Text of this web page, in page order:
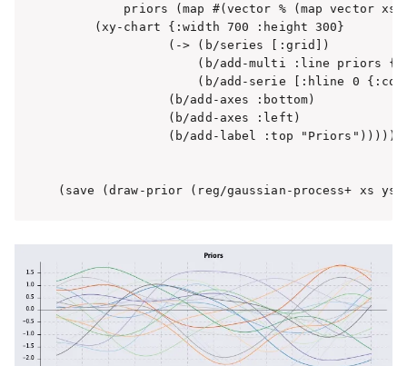
priors (map #(vector % (map vector xs
     (xy-chart {:width 700 :height 300}
               (-> (b/series [:grid])
(b/add-multi :line priors
(b/add-serie [:hline 0
               (b/add-axes :bottom)
               (b/add-axes :left)
               (b/add-label :top "Priors")))))
(save (draw-prior (reg/gaussian-process+ xs